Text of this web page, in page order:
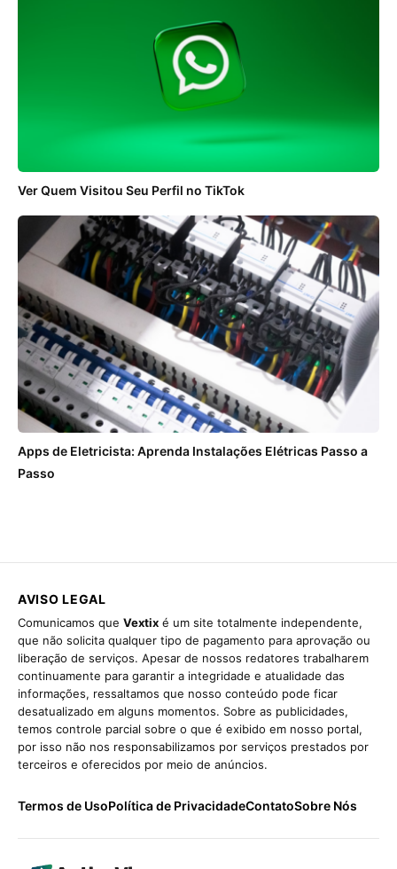
Ver Quem Visitou Seu Perfil no TikTok
Apps de Eletricista: Aprenda Instalações Elétricas Passo a
Passo
AVISO LEGAL
Comunicamos que Vextix é um site totalmente independente,
que não solicita qualquer tipo de pagamento para aprovação ou
liberação de serviços. Apesar de nossos redatores trabalharem
continuamente para garantir a integridade e atualidade das
informações, ressaltamos que nosso conteúdo pode ficar
desatualizado em alguns momentos. Sobre as publicidades,
temos controle parcial sobre o que é exibido em nosso portal,
por isso não nos responsabilizamos por serviços prestados por
terceiros e oferecidos por meio de anúncios.
Termos de UsoPolítica de PrivacidadeContatoSobre Nós